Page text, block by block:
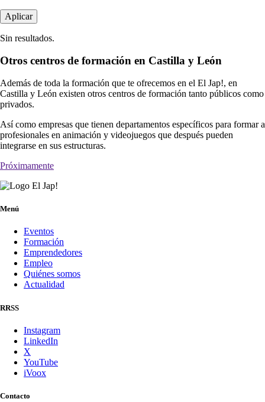
Sin resultados.
Otros centros de formación en Castilla y León
Además de toda la formación que te ofrecemos en el El Jap!, en
Castilla y León existen otros centros de formación tanto públicos como
privados.
Así como empresas que tienen departamentos específicos para formar a
profesionales en animación y videojuegos que después pueden
integrarse en sus estructuras.
Próximamente
Menú
Eventos
Formación
Emprendedores
Empleo
Quiénes somos
Actualidad
RRSS
Instagram
LinkedIn
X
YouTube
iVoox
Contacto